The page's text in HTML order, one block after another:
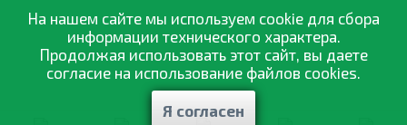
На нашем сайте мы используем cookie для сбора
информации технического характера.
Продолжая использовать этот сайт, вы даете
согласие на использование файлов cookies.
Я согласен